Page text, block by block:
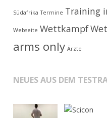
Südafrika Termine Training
Webseite Wettkampf
arms only Ärzte
NEUES AUS DEM